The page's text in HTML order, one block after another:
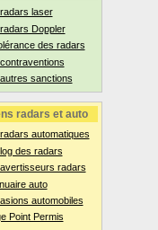
radars laser
Doppler
des radars
sanctions
radars et auto
radars automatiques
des radars
radars
auto
automobiles
Point Permis